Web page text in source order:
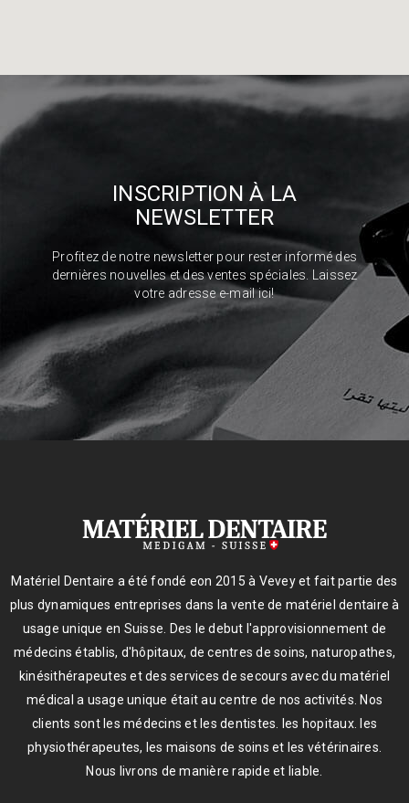
INSCRIPTION À LA
NEWSLETTER
Profitez de notre newsletter pour rester informé des
dernières nouvelles et des ventes spéciales. Laissez
votre adresse e-mail ici!
Matériel Dentaire a été fondé eon 2015 à Vevey et fait partie des
plus dynamiques entreprises dans la vente de matériel dentaire à
usage unique en Suisse. Des le debut l'approvisionnement de
médecins établis, d'hôpitaux, de centres de soins, naturopathes,
kinésithérapeutes et des services de secours avec du matériel
médical a usage unique était au centre de nos activités. Nos
clients sont les médecins et les dentistes. les hopitaux. les
physiothérapeutes, les maisons de soins et les vétérinaires.
Nous livrons de manière rapide et liable.